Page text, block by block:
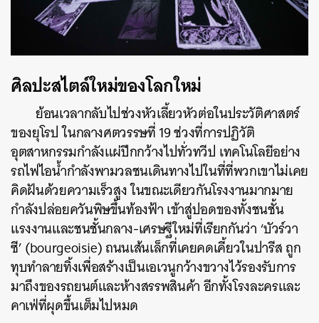
ศิลปะสไตล์ใหม่ของโลกใหม่
ย้อนเวลากลับไปช่วงหัวเลี้ยวหัวต่อในประวัติศาสตร์
ของยุโรป ในกลางศตวรรษที่ 19 ช่วงที่การปฏิวัติ
อุตสาหกรรมกำลังแผ่ปีกกว้างไปทั่วทวีป เทคโนโลยีอย่าง
รถไฟไอน้ำกำลังพามวลชนเดินทางไปในที่ที่พวกเขาไม่เคย
คิดฝันด้วยความเร็วสูง ในขณะเดียวกันโรงงานมากมาย
กำลังปล่อยควันพิษขึ้นท้องฟ้า เข้าสู่ปอดของทั้งชนชั้น
แรงงานและชนชั้นกลาง-เศรษฐีใหม่ที่เรียกกันว่า ‘บัวร์วา
ซี’ (bourgeoisie) ถนนเส้นเล็กที่เคยคดเคี้ยวในปารีส ถูก
ทุบทำลายทิ้งเพื่อสร้างเป็นเอเวนูกว้างขวางไว้รองรับการ
มาถึงของรถยนต์และห้างสรรพสินค้า อีกทั้งโรงละครและ
คาเฟ่ที่ผุดขึ้นเต็มไปหมด